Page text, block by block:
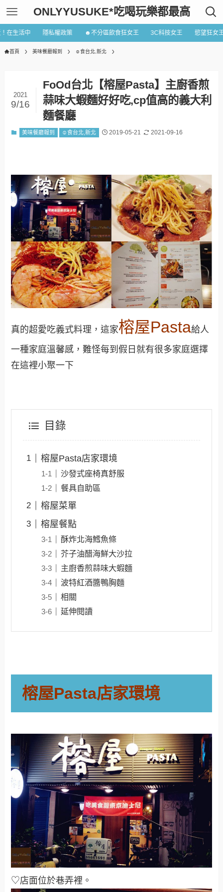
ONLYYUSUKE*吃喝玩樂都最高
在生活中 隱私權政策 ☻不分區飲食狂女王 3C科技女王 慾望狂女
首頁 美味餐廳報到 ☺食台北,新北
FoOd台北【榕屋Pasta】主廚香煎
蒜味大蝦麵好好吃,cp值高的義大利
麵餐廳
2021
9/16
美味餐廳報到 ☺食台北,新北 2019-05-21 2021-09-16
真的超愛吃義式料理，這家榕屋Pasta給人
一種家庭溫馨感，難怪每到假日就有很多家庭選擇
在這裡小聚一下
目錄
榕屋Pasta店家環境
沙發式座椅真舒服
餐具自助區
榕屋菜單
榕屋餐點
酥炸北海鱈魚條
芥子油醋海鮮大沙拉
主廚香煎蒜味大蝦麵
波特紅酒醬鴨胸麵
相關
延伸閱讀
榕屋Pasta店家環境
♡店面位於巷弄裡 。